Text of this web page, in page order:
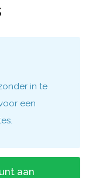
in te
een
aan